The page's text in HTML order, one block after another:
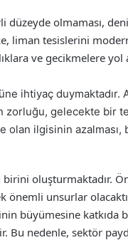
düzeyde olmaması,
liman tesislerini
ve gecikmelere yol
ihtiyaç duymaktadır.
zorluğu, gelecekte bir
olan ilgisinin azalması,
oluşturmaktadır.
önemli unsurlar
büyümesine
Bu nedenle, sektör